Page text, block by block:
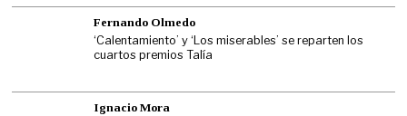
Fernando Olmedo
‘Calentamiento’ y ‘Los miserables’ se reparten los
cuartos premios Talía
Ignacio Mora